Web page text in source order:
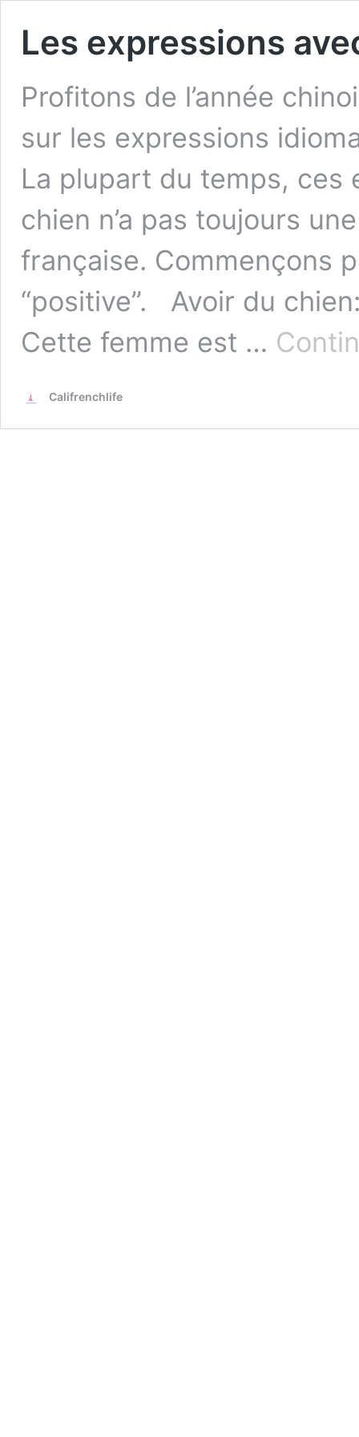
Les expressions
Profitons de l’année
sur les expressions
La plupart du temps, ces
chien n’a pas toujours
française. Commençons
“positive”. Avoir du
Cette femme est …
Califrenchlife